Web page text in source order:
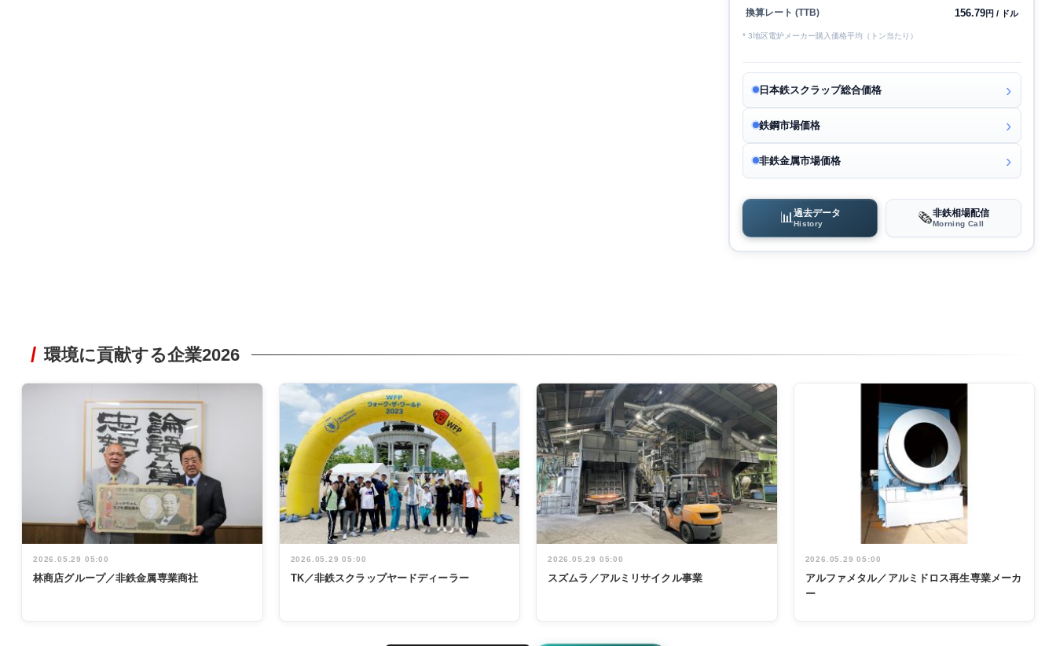
換算レート (TTB) 156.79円 / ドル
* 3地区電炉メーカー購入価格平均（トン当たり）
日本鉄スクラップ総合価格
鉄鋼市場価格
非鉄金属市場価格
📊 過去データ
History 🗞️非鉄相場配信
Morning Call
環境に貢献する企業2026
2026.05.29 05:00
林商店グループ／非鉄金属専業商社
2026.05.29 05:00
TK／非鉄スクラップヤードディーラー
2026.05.29 05:00
スズムラ／アルミリサイクル事業
2026.05.29 05:00
アルファメタル／アルミドロス再生専業メーカ
ー